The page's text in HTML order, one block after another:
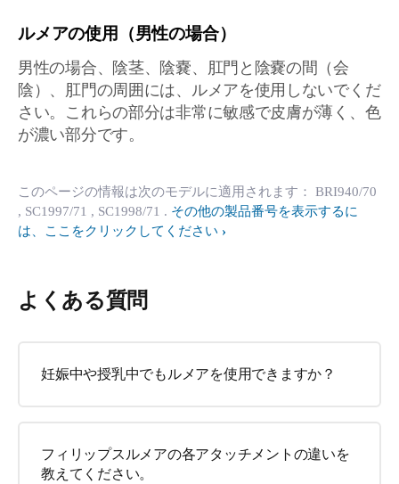
ルメアの使用（男性の場合）
男性の場合、陰茎、陰嚢、肛門と陰嚢の間（会
陰）、肛門の周囲には、ルメアを使用しないでくだ
さい。これらの部分は非常に敏感で皮膚が薄く、色
が濃い部分です。
このページの情報は次のモデルに適用されます： BRI940/70
, SC1997/71 , SC1998/71 . その他の製品番号を表示するに
は、ここをクリックしてください
よくある質問
妊娠中や授乳中でもルメアを使用できますか？
フィリップスルメアの各アタッチメントの違いを
教えてください。